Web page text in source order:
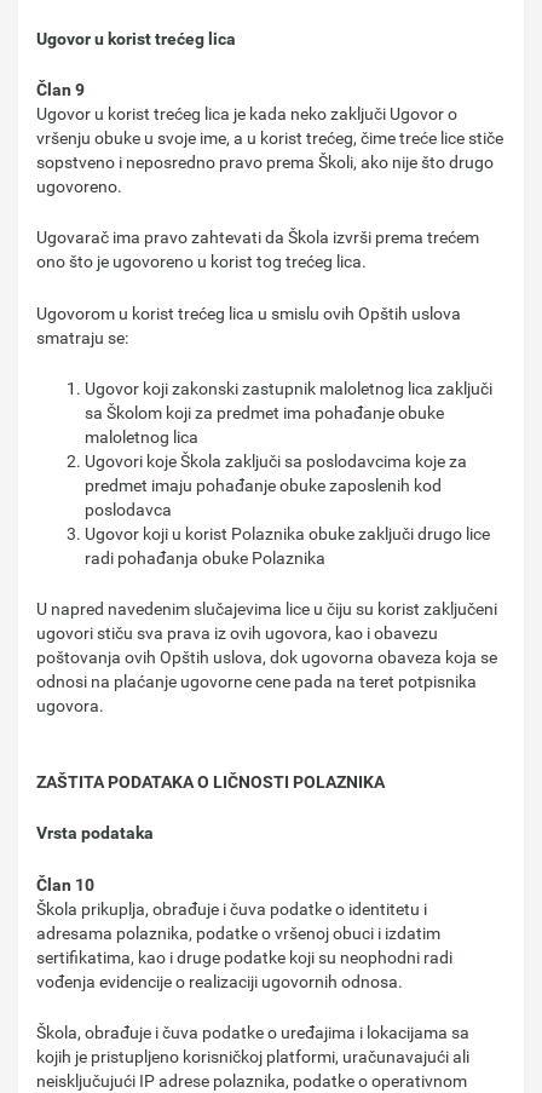
Ugovor u korist trećeg lica
Član 9
Ugovor u korist trećeg lica je kada neko zaključi Ugovor o
vršenju obuke u svoje ime, a u korist trećeg, čime treće lice stiče
sopstveno i neposredno pravo prema Školi, ako nije što drugo
ugovoreno.
Ugovarač ima pravo zahtevati da Škola izvrši prema trećem
ono što je ugovoreno u korist tog trećeg lica.
Ugovorom u korist trećeg lica u smislu ovih Opštih uslova
smatraju se:
Ugovor koji zakonski zastupnik maloletnog lica zaključi
sa Školom koji za predmet ima pohađanje obuke
maloletnog lica
Ugovori koje Škola zaključi sa poslodavcima koje za
predmet imaju pohađanje obuke zaposlenih kod
poslodavca
Ugovor koji u korist Polaznika obuke zaključi drugo lice
radi pohađanja obuke Polaznika
U napred navedenim slučajevima lice u čiju su korist zaključeni
ugovori stiču sva prava iz ovih ugovora, kao i obavezu
poštovanja ovih Opštih uslova, dok ugovorna obaveza koja se
odnosi na plaćanje ugovorne cene pada na teret potpisnika
ugovora.
ZAŠTITA PODATAKA O LIČNOSTI POLAZNIKA
Vrsta podataka
Član 10
Škola prikuplja, obrađuje i čuva podatke o identitetu i
adresama polaznika, podatke o vršenoj obuci i izdatim
sertifikatima, kao i druge podatke koji su neophodni radi
vođenja evidencije o realizaciji ugovornih odnosa.
Škola, obrađuje i čuva podatke o uređajima i lokacijama sa
kojih je pristupljeno korisničkoj platformi, uračunavajući ali
neisključujući IP adrese polaznika, podatke o operativnom